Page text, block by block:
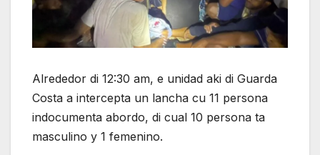
Alrededor di 12:30 am, e unidad aki di Guarda
Costa a intercepta un lancha cu 11 persona
indocumenta abordo, di cual 10 persona ta
masculino y 1 femenino.